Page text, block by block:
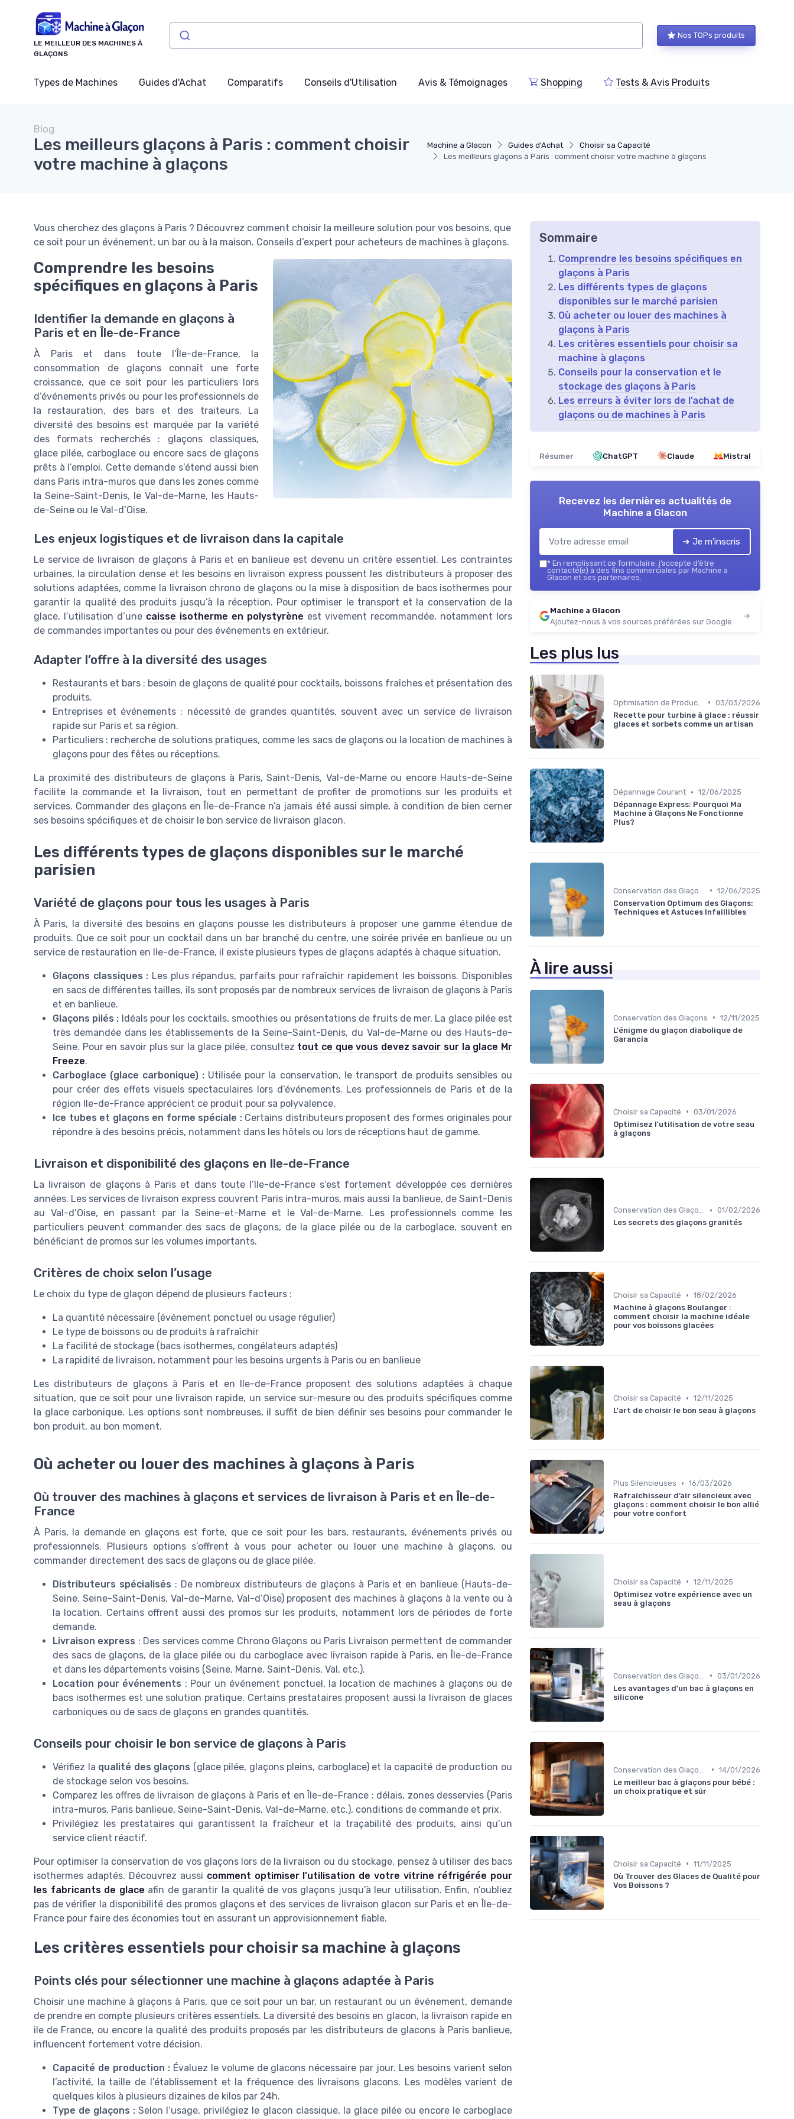
LE MEILLEUR DES MACHINES À
GLAÇONS
Nos TOPs produits
Types de Machines Guides d'Achat Comparatifs Conseils d'Utilisation Avis & Témoignages Shopping Tests & Avis Produits
Machine a Glacon Guides d'Achat
Choisir sa Capacité
Les meilleurs glaçons à Paris : comment choisir votre machine à glaçons
Blog
Les meilleurs glaçons à Paris : comment choisir
votre machine à glaçons
Vous cherchez des glaçons à Paris ? Découvrez comment choisir la meilleure solution pour vos besoins, que
ce soit pour un événement, un bar ou à la maison. Conseils d’expert pour acheteurs de machines à glaçons.
Comprendre les besoins
spécifiques en glaçons à Paris
Identifier la demande en glaçons à
Paris et en Île-de-France
À Paris et dans toute l’Île-de-France, la
consommation de glaçons connaît une forte
croissance, que ce soit pour les particuliers lors
d’événements privés ou pour les professionnels de
la restauration, des bars et des traiteurs. La
diversité des besoins est marquée par la variété
des formats recherchés : glaçons classiques,
glace pilée, carboglace ou encore sacs de glaçons
prêts à l’emploi. Cette demande s’étend aussi bien
dans Paris intra-muros que dans les zones comme
la Seine-Saint-Denis, le Val-de-Marne, les Hauts-
de-Seine ou le Val-d’Oise.
Les enjeux logistiques et de livraison dans la capitale
Le service de livraison de glaçons à Paris et en banlieue est devenu un critère essentiel. Les contraintes
urbaines, la circulation dense et les besoins en livraison express poussent les distributeurs à proposer des
solutions adaptées, comme la livraison chrono de glaçons ou la mise à disposition de bacs isothermes pour
garantir la qualité des produits jusqu’à la réception. Pour optimiser le transport et la conservation de la
glace, l’utilisation d’une caisse isotherme en polystyrène est vivement recommandée, notamment lors
de commandes importantes ou pour des événements en extérieur.
Adapter l’offre à la diversité des usages
Restaurants et bars : besoin de glaçons de qualité pour cocktails, boissons fraîches et présentation des
produits.
Entreprises et événements : nécessité de grandes quantités, souvent avec un service de livraison
rapide sur Paris et sa région.
Particuliers : recherche de solutions pratiques, comme les sacs de glaçons ou la location de machines à
glaçons pour des fêtes ou réceptions.
La proximité des distributeurs de glaçons à Paris, Saint-Denis, Val-de-Marne ou encore Hauts-de-Seine
facilite la commande et la livraison, tout en permettant de profiter de promotions sur les produits et
services. Commander des glaçons en Île-de-France n’a jamais été aussi simple, à condition de bien cerner
ses besoins spécifiques et de choisir le bon service de livraison glacon.
Les différents types de glaçons disponibles sur le marché
parisien
Variété de glaçons pour tous les usages à Paris
À Paris, la diversité des besoins en glaçons pousse les distributeurs à proposer une gamme étendue de
produits. Que ce soit pour un cocktail dans un bar branché du centre, une soirée privée en banlieue ou un
service de restauration en Ile-de-France, il existe plusieurs types de glaçons adaptés à chaque situation.
Glaçons classiques : Les plus répandus, parfaits pour rafraîchir rapidement les boissons. Disponibles
en sacs de différentes tailles, ils sont proposés par de nombreux services de livraison de glaçons à Paris
et en banlieue.
Glaçons pilés : Idéals pour les cocktails, smoothies ou présentations de fruits de mer. La glace pilée est
très demandée dans les établissements de la Seine-Saint-Denis, du Val-de-Marne ou des Hauts-de-
Seine. Pour en savoir plus sur la glace pilée, consultez tout ce que vous devez savoir sur la glace Mr
Freeze.
Carboglace (glace carbonique) : Utilisée pour la conservation, le transport de produits sensibles ou
pour créer des effets visuels spectaculaires lors d’événements. Les professionnels de Paris et de la
région Ile-de-France apprécient ce produit pour sa polyvalence.
Ice tubes et glaçons en forme spéciale :Certains distributeurs proposent des formes originales pour
répondre à des besoins précis, notamment dans les hôtels ou lors de réceptions haut de gamme.
Livraison et disponibilité des glaçons en Ile-de-France
La livraison de glaçons à Paris et dans toute l’Ile-de-France s’est fortement développée ces dernières
années. Les services de livraison express couvrent Paris intra-muros, mais aussi la banlieue, de Saint-Denis
au Val-d’Oise, en passant par la Seine-et-Marne et le Val-de-Marne. Les professionnels comme les
particuliers peuvent commander des sacs de glaçons, de la glace pilée ou de la carboglace, souvent en
bénéficiant de promos sur les volumes importants.
Critères de choix selon l’usage
Le choix du type de glaçon dépend de plusieurs facteurs :
La quantité nécessaire (événement ponctuel ou usage régulier)
Le type de boissons ou de produits à rafraîchir
La facilité de stockage (bacs isothermes, congélateurs adaptés)
La rapidité de livraison, notamment pour les besoins urgents à Paris ou en banlieue
Les distributeurs de glaçons à Paris et en Ile-de-France proposent des solutions adaptées à chaque
situation, que ce soit pour une livraison rapide, un service sur-mesure ou des produits spécifiques comme
la glace carbonique. Les options sont nombreuses, il suffit de bien définir ses besoins pour commander le
bon produit, au bon moment.
Où acheter ou louer des machines à glaçons à Paris
Où trouver des machines à glaçons et services de livraison à Paris et en Île-de-
France
À Paris, la demande en glaçons est forte, que ce soit pour les bars, restaurants, événements privés ou
professionnels. Plusieurs options s’offrent à vous pour acheter ou louer une machine à glaçons, ou
commander directement des sacs de glaçons ou de glace pilée.
Distributeurs spécialisés : De nombreux distributeurs de glaçons à Paris et en banlieue (Hauts-de-
Seine, Seine-Saint-Denis, Val-de-Marne, Val-d’Oise) proposent des machines à glaçons à la vente ou à
la location. Certains offrent aussi des promos sur les produits, notamment lors de périodes de forte
demande.
Livraison express : Des services comme Chrono Glaçons ou Paris Livraison permettent de commander
des sacs de glaçons, de la glace pilée ou du carboglace avec livraison rapide à Paris, en Île-de-France
et dans les départements voisins (Seine, Marne, Saint-Denis, Val, etc.).
Location pour événements : Pour un événement ponctuel, la location de machines à glaçons ou de
bacs isothermes est une solution pratique. Certains prestataires proposent aussi la livraison de glaces
carboniques ou de sacs de glaçons en grandes quantités.
Conseils pour choisir le bon service de glaçons à Paris
Vérifiez la qualité des glaçons (glace pilée, glaçons pleins, carboglace) et la capacité de production ou
de stockage selon vos besoins.
Comparez les offres de livraison de glaçons à Paris et en Île-de-France : délais, zones desservies (Paris
intra-muros, Paris banlieue, Seine-Saint-Denis, Val-de-Marne, etc.), conditions de commande et prix.
Privilégiez les prestataires qui garantissent la fraîcheur et la traçabilité des produits, ainsi qu’un
service client réactif.
Pour optimiser la conservation de vos glaçons lors de la livraison ou du stockage, pensez à utiliser des bacs
isothermes adaptés. Découvrez aussi comment optimiser l’utilisation de votre vitrine réfrigérée pour
les fabricants de glace afin de garantir la qualité de vos glaçons jusqu’à leur utilisation. Enfin, n’oubliez
pas de vérifier la disponibilité des promos glaçons et des services de livraison glacon sur Paris et en Île-de-
France pour faire des économies tout en assurant un approvisionnement fiable.
Les critères essentiels pour choisir sa machine à glaçons
Points clés pour sélectionner une machine à glaçons adaptée à Paris
Choisir une machine à glaçons à Paris, que ce soit pour un bar, un restaurant ou un événement, demande
de prendre en compte plusieurs critères essentiels. La diversité des besoins en glacon, la livraison rapide en
ile de France, ou encore la qualité des produits proposés par les distributeurs de glacons à Paris banlieue,
influencent fortement votre décision.
Capacité de production :Évaluez le volume de glacons nécessaire par jour. Les besoins varient selon
l’activité, la taille de l’établissement et la fréquence des livraisons glacons. Les modèles varient de
quelques kilos à plusieurs dizaines de kilos par 24h.
Type de glaçons : Selon l’usage, privilégiez le glacon classique, la glace pilée ou encore le carboglace
Sommaire
Comprendre les besoins spécifiques en
glaçons à Paris
Les différents types de glaçons
disponibles sur le marché parisien
Où acheter ou louer des machines à
glaçons à Paris
Les critères essentiels pour choisir sa
machine à glaçons
Conseils pour la conservation et le
stockage des glaçons à Paris
Les erreurs à éviter lors de l’achat de
glaçons ou de machines à Paris
Résumer ChatGPT Claude Mistral
Recevez les dernières actualités de
Machine a Glacon
➔ Je m'inscris
* En remplissant ce formulaire, j’accepte d’être
contacté(e) à des fins commerciales par Machine a
Glacon et ses partenaires.
Machine a Glacon
Ajoutez-nous à vos sources préférées sur Google
Les plus lus
• 03/03/2026
Recette pour turbine à glace : réussir
glaces et sorbets comme un artisan
Dépannage Courant • 12/06/2025
Dépannage Express: Pourquoi Ma
Machine à Glaçons Ne Fonctionne
Plus?
• 12/06/2025
Conservation Optimum des Glaçons:
Techniques et Astuces Infaillibles
À lire aussi
Conservation des Glaçons • 12/11/2025
L'énigme du glaçon diabolique de
Garancia
Choisir sa Capacité • 03/01/2026
Optimisez l'utilisation de votre seau
à glaçons
Conservation des Glaçons • 01/02/2026
Les secrets des glaçons granités
Choisir sa Capacité • 18/02/2026
Machine à glaçons Boulanger :
comment choisir la machine idéale
pour vos boissons glacées
Choisir sa Capacité • 12/11/2025
L'art de choisir le bon seau à glaçons
Plus Silencieuses • 16/03/2026
Rafraîchisseur d’air silencieux avec
glaçons : comment choisir le bon allié
pour votre confort
Choisir sa Capacité • 12/11/2025
Optimisez votre expérience avec un
seau à glaçons
• 03/01/2026
Les avantages d'un bac à glaçons en
silicone
• 14/01/2026
Le meilleur bac à glaçons pour bébé :
un choix pratique et sûr
Choisir sa Capacité • 11/11/2025
Où Trouver des Glaces de Qualité pour
Vos Boissons ?